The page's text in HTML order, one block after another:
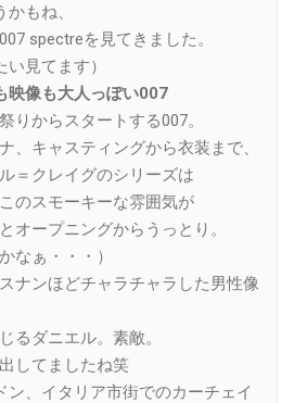
もね、
spectreを見てきました。
い見てます）
映像も大人っぽい007
りからスタートする007。
、キャスティングから衣装まで、
＝クレイグのシリーズは
のスモーキーな雰囲気が
オープニングからうっとり。
なぁ・・・）
ナンほどチャラチャラした男性像
るダニエル。素敵。
してましたね笑
ン、イタリア市街でのカーチェイ